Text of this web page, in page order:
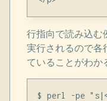
行指向で読み込む
実行されるので
ていることがわか
$ perl -pe